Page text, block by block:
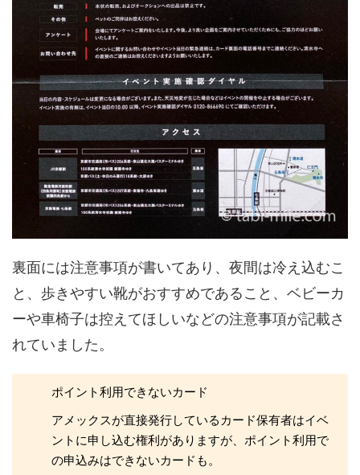
裏面には注意事項が書いてあり、夜間は冷え込むこ
と、歩きやすい靴がおすすめであること、ベビーカ
ーや車椅子は控えてほしいなどの注意事項が記載さ
れていました。
ポイント利用できないカード
アメックスが直接発行しているカード保有者はイベ
ントに申し込む権利がありますが、ポイント利用で
の申込みはできないカードも。